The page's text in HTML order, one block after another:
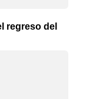
regreso del